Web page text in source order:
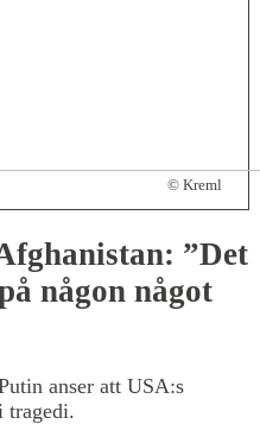
© Kreml
”Det
någon något
anser att USA:s
tragedi.